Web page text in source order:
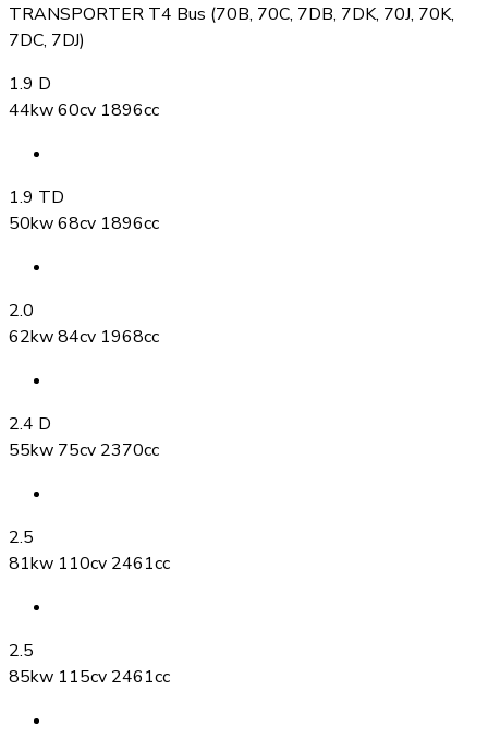
TRANSPORTER T4 Bus (70B, 70C, 7DB, 7DK, 70J, 70K,
7DC, 7DJ)
1.9 D
44kw 60cv 1896cc
1.9 TD
50kw 68cv 1896cc
2.0
62kw 84cv 1968cc
2.4 D
55kw 75cv 2370cc
2.5
81kw 110cv 2461cc
2.5
85kw 115cv 2461cc